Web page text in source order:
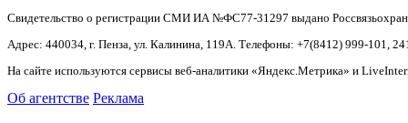
Свидетельство о регистрации СМИ ИА №ФС77-31297 выдано
Адрес: 440034, г. Пенза, ул. Калинина, 119А. Телефоны: +7(8412) 999-101,
На сайте используются сервисы веб-аналитики «Яндекс.Метрика» и
Об агентстве Реклама